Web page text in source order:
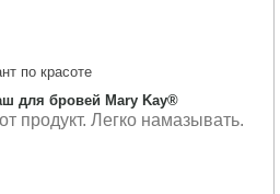
по красоте
для бровей Mary Kay®
продукт. Легко намазывать.